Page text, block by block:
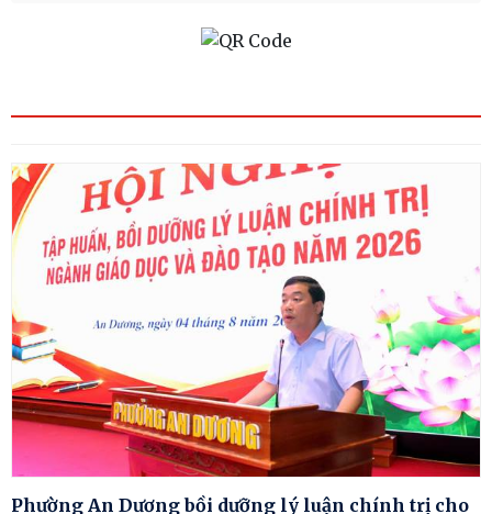
Phường An Dương bồi dưỡng lý luận chính trị cho